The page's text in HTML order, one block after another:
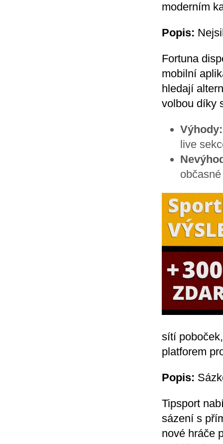
moderním
Popis:
Fortuna
mobilní
hledají
volbou díky
Výhody:
live
sítí
platforem
Popis:
Tipsport
sázení s
nové hráče